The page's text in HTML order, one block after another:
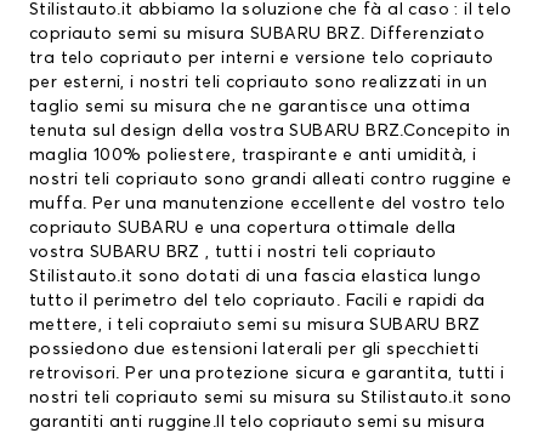
Stilistauto.it abbiamo la soluzione che fà al caso : il telo
copriauto semi su misura SUBARU BRZ. Differenziato
tra telo copriauto per interni e versione telo copriauto
per esterni, i nostri teli copriauto sono realizzati in un
taglio semi su misura che ne garantisce una ottima
tenuta sul design della vostra SUBARU BRZ.Concepito in
maglia 100% poliestere, traspirante e anti umidità, i
nostri teli copriauto sono grandi alleati contro ruggine e
muffa. Per una manutenzione eccellente del vostro telo
copriauto SUBARU e una copertura ottimale della
vostra SUBARU BRZ , tutti i nostri teli copriauto
Stilistauto.it sono dotati di una fascia elastica lungo
tutto il perimetro del telo copriauto. Facili e rapidi da
mettere, i teli copraiuto semi su misura SUBARU BRZ
possiedono due estensioni laterali per gli specchietti
retrovisori. Per una protezione sicura e garantita, tutti i
nostri teli copriauto semi su misura su Stilistauto.it sono
garantiti anti ruggine.Il telo copriauto semi su misura